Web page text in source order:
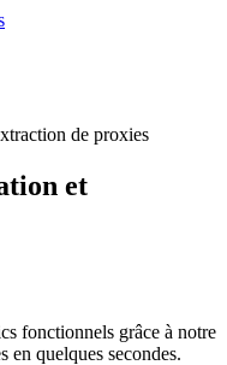
de proxies
et
fonctionnels grâce à notre
en quelques secondes.